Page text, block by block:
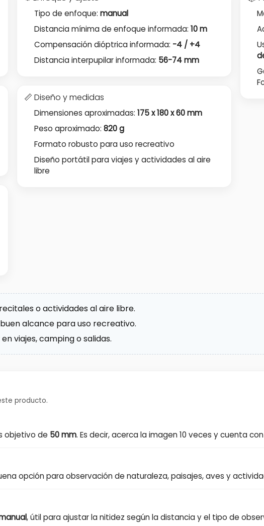
Tipo de enfoque:manual
Distancia mínima de enfoque informada:10 m
Compensación dióptrica informada: -4 / +4
Distancia interpupilar informada: 56-74 mm
📏 Diseño y medidas
Dimensiones aproximadas:175 x 180 x 60 mm
Peso aproximado:820 g
Formato robusto para uso recreativo
Diseño portátil para viajes y actividades al aire
libre
o actividades al aire libre.
alcance para uso recreativo.
viajes, camping o salidas.
producto.
objetivo de 50 mm. Es decir, acerca la imagen 10 veces y cuenta
opción para observación de naturaleza, paisajes, aves y
, útil para ajustar la nitidez según la distancia y el tipo de